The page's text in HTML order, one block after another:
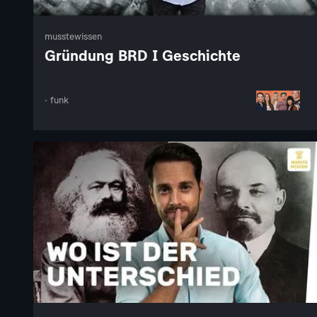
musstewissen
Gründung BRD I Geschichte
· funk